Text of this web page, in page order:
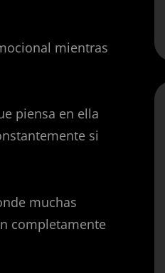
mientras
piensa en ella
si
muchas
completamente